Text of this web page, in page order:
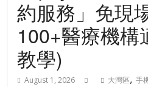
島
共
享
共
樂
共
約服務」免現
100+醫療機構
教學)
August 1, 2026 大灣區,手